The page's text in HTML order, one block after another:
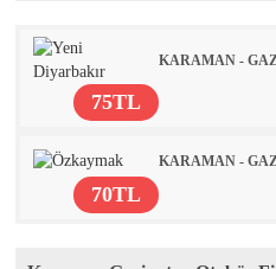
KARAMAN -
75TL
KARAMAN -
70TL